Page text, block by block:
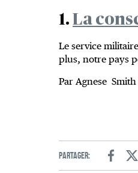
1. La
Le service
plus, notre pays
Par Agnese Smith
Partager:
Facebook